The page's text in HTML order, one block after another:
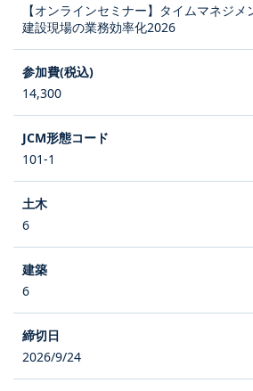
【オンラインセミナー】タイムマネジメ
建設現場の業務効率化2026
14,300
101-1
6
6
2026/9/24